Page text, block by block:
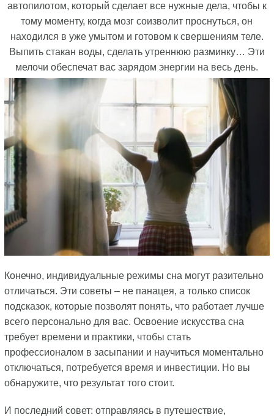
автопилотом, который сделает все нужные дела, чтобы к
тому моменту, когда мозг соизволит проснуться, он
находился в уже умытом и готовом к свершениям теле.
Выпить стакан воды, сделать утреннюю разминку… Эти
мелочи обеспечат вас зарядом энергии на весь день.
Конечно, индивидуальные режимы сна могут разительно
отличаться. Эти советы – не панацея, а только список
подсказок, которые позволят понять, что работает лучше
всего персонально для вас. Освоение искусства сна
требует времени и практики, чтобы стать
профессионалом в засыпании и научиться моментально
отключаться, потребуется время и инвестиции. Но вы
обнаружите, что результат того стоит.
И последний совет: отправляясь в путешествие,